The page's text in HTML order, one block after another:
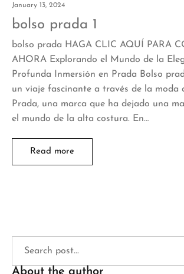
January 13, 2024
bolso prada 1
bolso prada HAGA CLIC AQUÍ PARA
AHORA Explorando el Mundo de la
Profunda Inmersión en Prada Bolso
un viaje fascinante a través de la moda
Prada, una marca que ha dejado una
el mundo de la alta costura. En…
Read more
About the author